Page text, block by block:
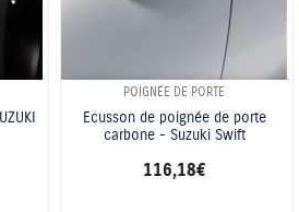
POIGNÉE DE PORTE
Ecusson de poignée de porte
carbone - Suzuki Swift
116,18 €